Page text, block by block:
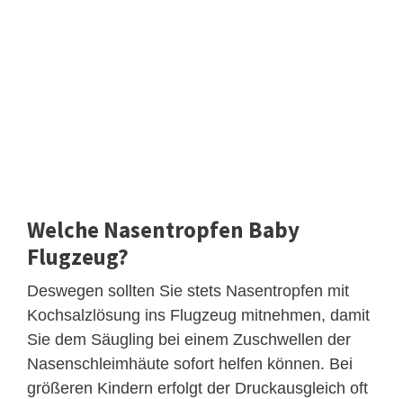
Welche Nasentropfen Baby
Flugzeug?
Deswegen sollten Sie stets Nasentropfen mit
Kochsalzlösung ins Flugzeug mitnehmen, damit
Sie dem Säugling bei einem Zuschwellen der
Nasenschleimhäute sofort helfen können. Bei
größeren Kindern erfolgt der Druckausgleich oft